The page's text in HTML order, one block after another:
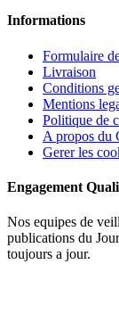
Informations
Formulaire
Livraison
Conditions
Mentions
Politique de
A propos du
Gerer les
Engagement
Nos equipes de
publications du
toujours a jour.